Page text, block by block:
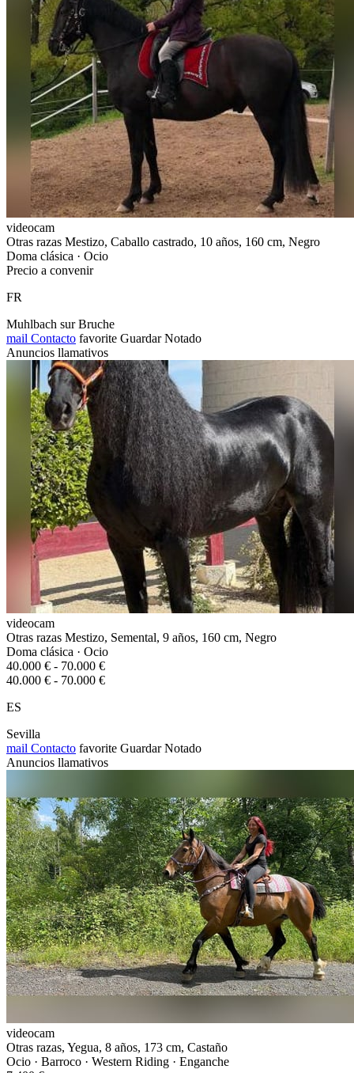
videocam
Otras razas Mestizo, Caballo castrado, 10 años, 160 cm, Negro
Doma clásica · Ocio
Precio a convenir
FR
Muhlbach sur Bruche
mail Contacto favorite Guardar Notado
Anuncios llamativos
videocam
Otras razas Mestizo, Semental, 9 años, 160 cm, Negro
Doma clásica · Ocio
40.000 € - 70.000 €
40.000 € - 70.000 €
ES
Sevilla
mail Contacto favorite Guardar Notado
Anuncios llamativos
videocam
Otras razas, Yegua, 8 años, 173 cm, Castaño
Ocio · Barroco · Western Riding · Enganche